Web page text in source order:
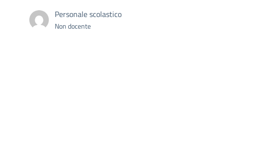
Personale scolastico
Non docente